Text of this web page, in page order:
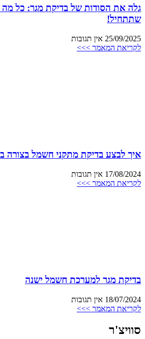
גלה את הסודות של בדיקת מגר: כל מה
שתתחיל!
25/09/2025 אין תגובות
לקריאת המאמר >>>
איך לבצע בדיקת מתקני חשמל בצורה
17/08/2024 אין תגובות
לקריאת המאמר >>>
בדיקת מגר למערכת חשמל ישנה
18/07/2024 אין תגובות
לקריאת המאמר >>>
סוויצ'ר